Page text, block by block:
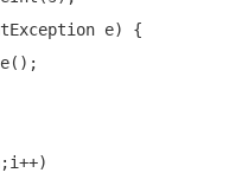
e) {